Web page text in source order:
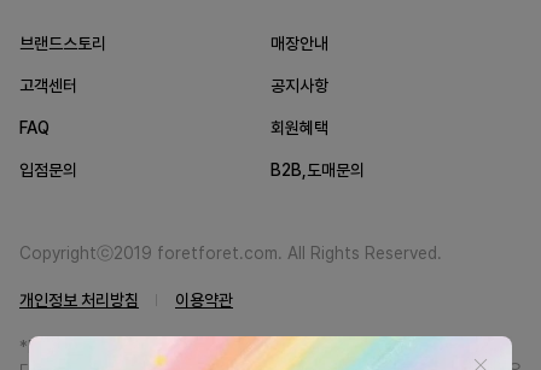
브랜드스토리 매장안내
고객센터 공지사항
FAQ 회원혜택
입점문의 B2B,도매문의
Copyrightⓒ2019 foretforet.com. All Rights Reserved.
개인정보 처리방침 이용약관
*FORETFORET에서는 브랜드 본사와의 직거래를 통한 정품만을 취급합니